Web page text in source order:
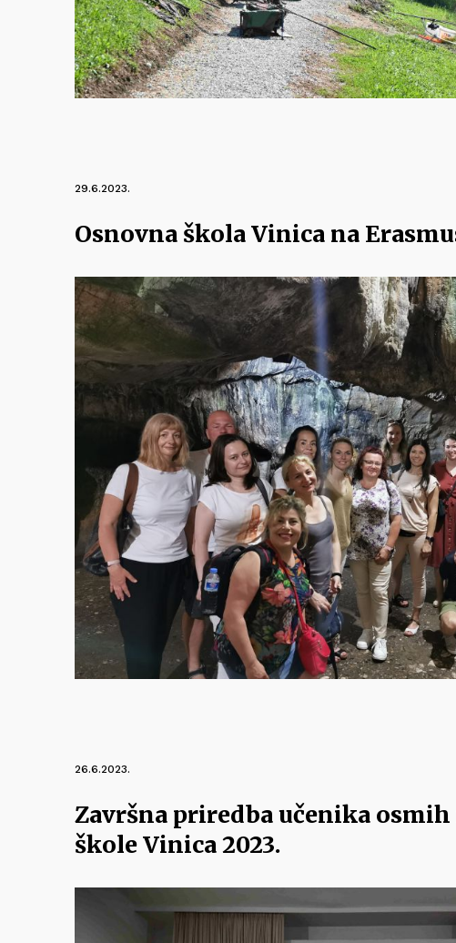
29.6.2023.
Osnovna škola Vinica na
26.6.2023.
Završna priredba učenika osmih
škole Vinica 2023.